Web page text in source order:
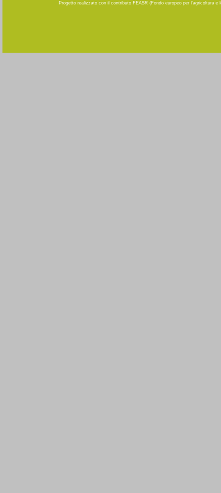
Progetto realizzato con il contributo FEASR (Fondo europeo per l'agricoltura